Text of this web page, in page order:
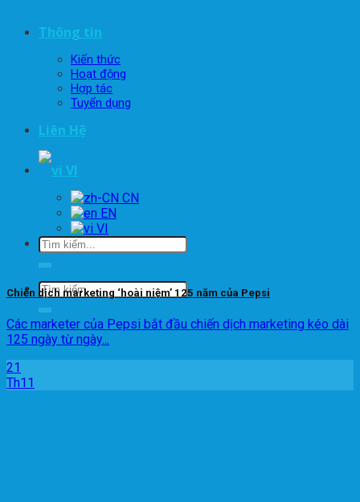
Thông tin
Kiến thức
Hoạt động
Hợp tác
Tuyển dụng
Liên Hệ
VI
EN
VI
Chiến dịch marketing ‘hoài niệm’ 125 năm của Pepsi
Các marketer của Pepsi bắt đầu chiến dịch marketing kéo dài
125 ngày từ ngày...
21
Th11